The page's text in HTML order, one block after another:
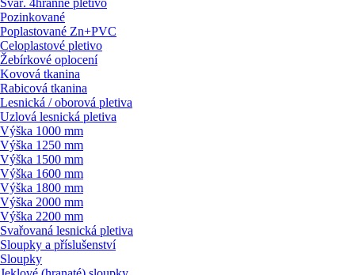
Svař. 4hranné pletivo
Pozinkované
Poplastované Zn+PVC
Celoplastové pletivo
Žebírkové oplocení
Kovová tkanina
Rabicová tkanina
Lesnická / oborová pletiva
Uzlová lesnická pletiva
Výška 1000 mm
Výška 1250 mm
Výška 1500 mm
Výška 1600 mm
Výška 1800 mm
Výška 2000 mm
Výška 2200 mm
Svařovaná lesnická pletiva
Sloupky a příslušenství
Sloupky